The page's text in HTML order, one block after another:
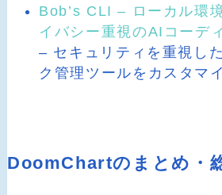
Bob’s CLI – ローカル環
イバシー重視のAIコーデ
– セキュリティを重視し
ク管理ツールをカスタマ
DoomChartのまとめ・